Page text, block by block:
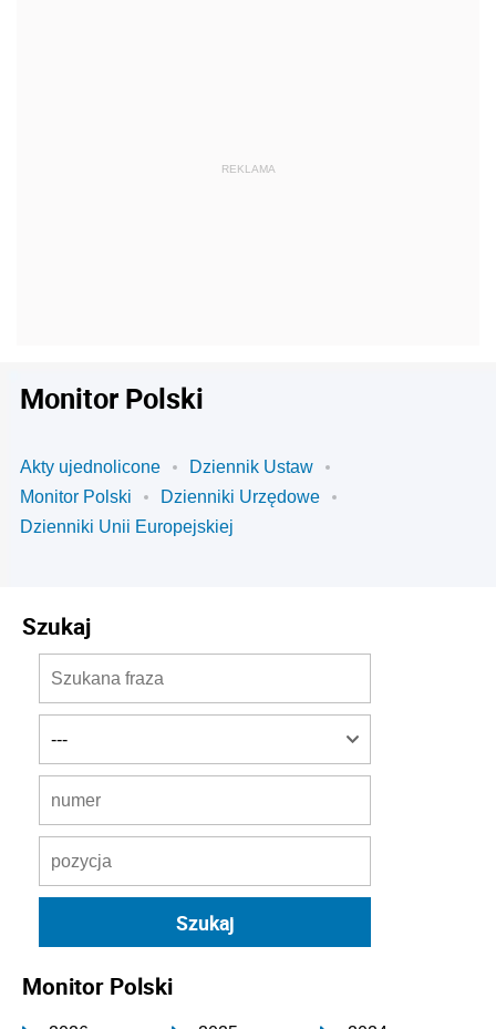
Monitor Polski
Akty ujednolicone
Dziennik Ustaw
Monitor Polski
Dzienniki Urzędowe
Dzienniki Unii Europejskiej
Szukaj
Monitor Polski